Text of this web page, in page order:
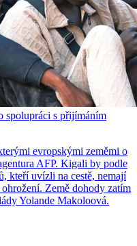
spolupráci s přijímáním
evropskými zeměmi o
AFP. Kigali by podle
kteří uvízli na cestě, nemají
Země dohody zatím
Yolande Makoloová.